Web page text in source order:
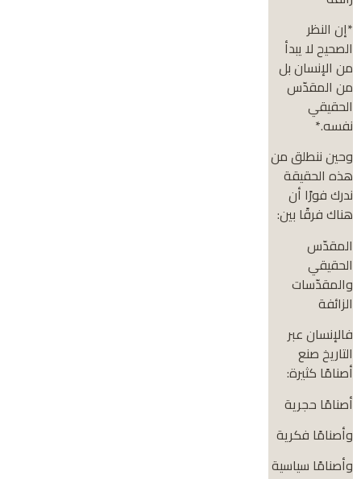
*إن النظر
الصحيح لا يبدأ
من الإنسان بل
من المقدّس
الحقيقي
نفسه.*
وحين ننطلق من
هذه الحقيقة
ندرك فورًا أن
هناك فرقًا بين:
المقدّس
الحقيقي
والمقدّسات
الزائفة
فالإنسان عبر
التاريخ صنع
أصنامًا كثيرة:
أصنامًا حجرية
وأصنامًا فكرية
وأصنامًا سياسية